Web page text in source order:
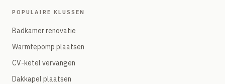
POPULAIRE KLUSSEN
Badkamer renovatie
Warmtepomp plaatsen
CV-ketel vervangen
Dakkapel plaatsen